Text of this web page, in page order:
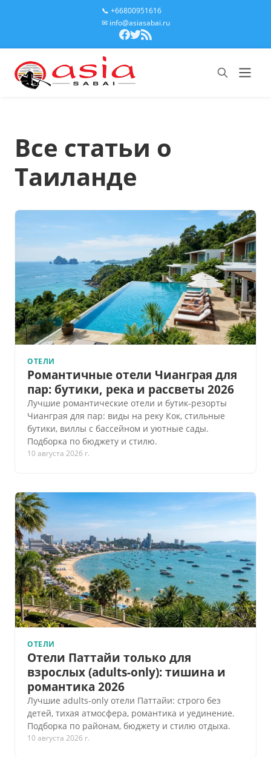
📞 +66800951616
✉ info@asiasabai.ru
Все статьи о
Таиланде
ОТЕЛИ
Романтичные отели Чианграя для
пар: бутики, река и рассветы 2026
Лучшие романтические отели и бутик-резорты
Чианграя для пар: виды на реку Кок, стильные
бутики, виллы с бассейном и уютные сады.
Подборка по бюджету и стилю.
10 августа 2026 г.
ОТЕЛИ
Отели Паттайи только для
взрослых (adults-only): тишина и
романтика 2026
Лучшие adults-only отели Паттайи: строго без
детей, тихая атмосфера, романтика и уединение.
Подборка по районам, бюджету и стилю отдыха.
10 августа 2026 г.